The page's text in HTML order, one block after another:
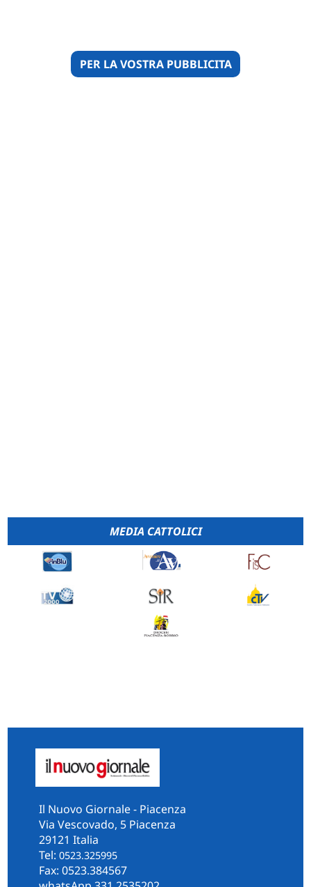
PER LA VOSTRA PUBBLICITA
MEDIA CATTOLICI
Il Nuovo Giornale - Piacenza
Via Vescovado, 5 Piacenza
29121 Italia
Tel: 0523.325995
Fax: 0523.384567